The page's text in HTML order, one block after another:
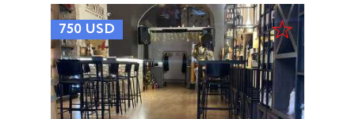
750 USD